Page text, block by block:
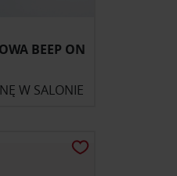
BEEP ON
W SALONIE